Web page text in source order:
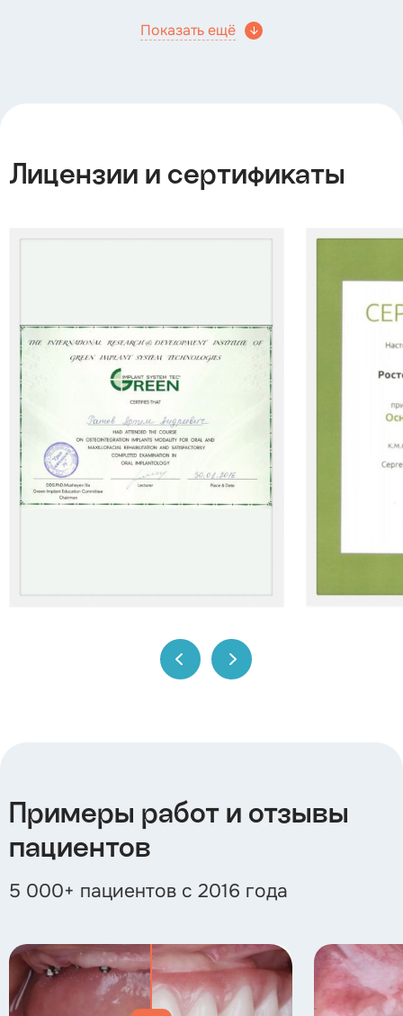
Показать ещё
Лицензии и сертификаты
Примеры работ и отзывы
пациентов
5 000+ пациентов с 2016 года